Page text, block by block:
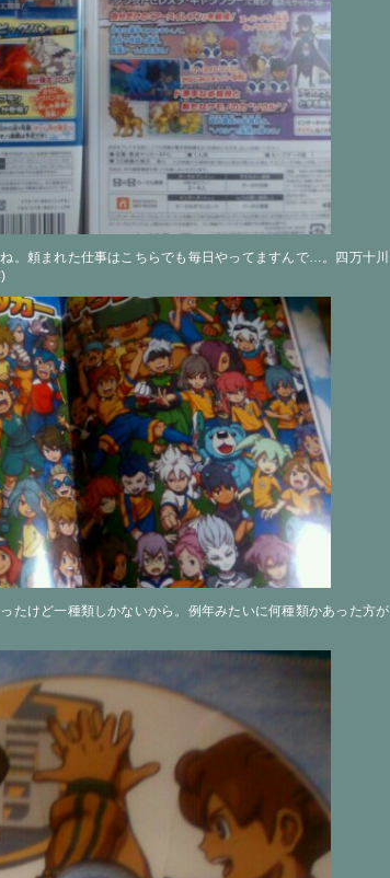
。頼まれた仕事はこちらでも毎日やってますんで…。四万十川
たけど一種類しかないから。例年みたいに何種類かあった方が